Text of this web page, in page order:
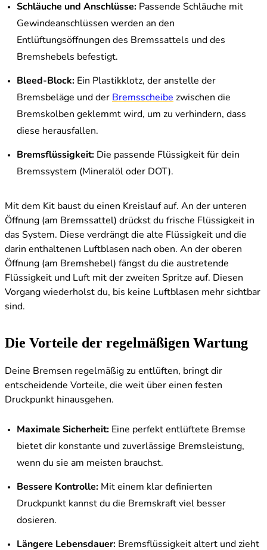
Schläuche und Anschlüsse: Passende Schläuche mit
Gewindeanschlüssen werden an den
Entlüftungsöffnungen des Bremssattels und des
Bremshebels befestigt.
Bleed-Block: Ein Plastikklotz, der anstelle der
Bremsbeläge und der Bremsscheibe zwischen die
Bremskolben geklemmt wird, um zu verhindern, dass
diese herausfallen.
Bremsflüssigkeit: Die passende Flüssigkeit für dein
Bremssystem (Mineralöl oder DOT).
Mit dem Kit baust du einen Kreislauf auf. An der unteren
Öffnung (am Bremssattel) drückst du frische Flüssigkeit in
das System. Diese verdrängt die alte Flüssigkeit und die
darin enthaltenen Luftblasen nach oben. An der oberen
Öffnung (am Bremshebel) fängst du die austretende
Flüssigkeit und Luft mit der zweiten Spritze auf. Diesen
Vorgang wiederholst du, bis keine Luftblasen mehr sichtbar
sind.
Die Vorteile der regelmäßigen Wartung
Deine Bremsen regelmäßig zu entlüften, bringt dir
entscheidende Vorteile, die weit über einen festen
Druckpunkt hinausgehen.
Maximale Sicherheit: Eine perfekt entlüftete Bremse
bietet dir konstante und zuverlässige Bremsleistung,
wenn du sie am meisten brauchst.
Bessere Kontrolle: Mit einem klar definierten
Druckpunkt kannst du die Bremskraft viel besser
dosieren.
Längere Lebensdauer: Bremsflüssigkeit altert und zieht